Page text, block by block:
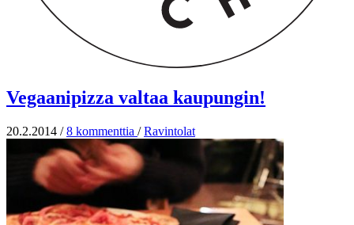
Vegaanipizza valtaa kaupungin!
20.2.2014 / 8 kommenttia / Ravintolat